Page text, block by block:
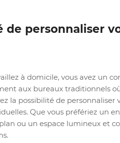
de personnaliser
à domicile, vous avez un
aux bureaux traditionnels
la possibilité de personnaliser
Que vous préfériez un
ou un espace lumineux et